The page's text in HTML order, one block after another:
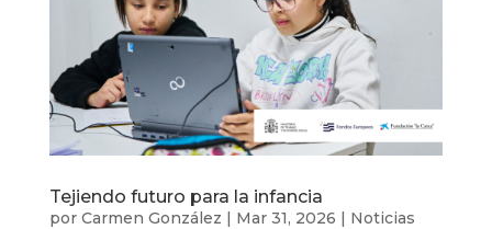
Tejiendo futuro para la infancia
por Carmen González | Mar 31, 2026 | Noticias